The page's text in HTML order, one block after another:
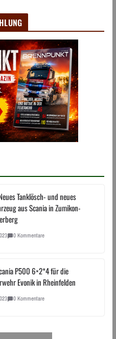
Tanklösch- und neues
aus Scania in Zumikon-
0 Kommentare
P500 6×2*4 für die
Evonik in Rheinfelden
0 Kommentare